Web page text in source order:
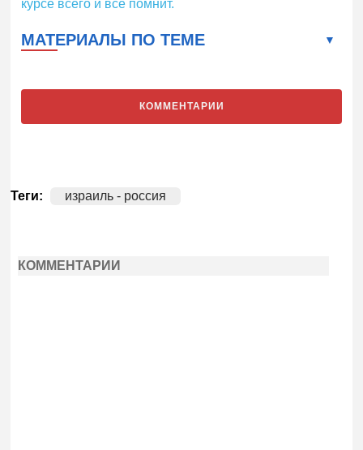
курсе всего и все помнит.
МАТЕРИАЛЫ ПО ТЕМЕ
КОММЕНТАРИИ
Теги: израиль - россия
КОММЕНТАРИИ